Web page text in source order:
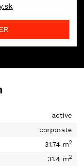
active
corporate
31.74 m2
31.4 m2